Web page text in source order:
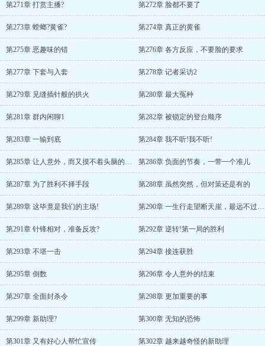
第271章 打赏主播? 第272章 脸都不要了
第273章 螳螂?黄雀? 第274章 真正的黄雀
第275章 恶趣味的错 第276章 各方反应，不要脸的要求
第277章 下套与入套 第278章 记者采访2
第279章 见缝插针般的拱火 第280章 最大冤种
第281章 群内闲聊1 第282章 被锁定的登台顺序
第283章 一输到底 第284章 我不听!我不听!
第285章 让人意外，而又摸不着头脑的分数 第286章 负面的节奏，一带一个准儿
第287章 为了胜利不择手段 第288章 虽然突然，但对策还是有的
第289章 这毕竟是我们的主场! 第290章 一生行走望断天崖，最远不过是晚霞
第291章 针锋相对，准备反攻? 第292章 逆转!第一局的胜利
第293章 不堪一击 第294章 接连获胜
第295章 倒数 第296章 令人意外的结束
第297章 全面封杀令 第298章 更加重要的事
第299章 新助理? 第300章 无知的恐怖
第301章 又有好心人帮忙宣传 第302章 越来越奇怪的新助理